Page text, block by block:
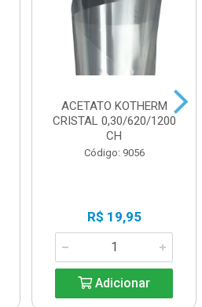
ACETATO KOTHERM
CRISTAL 0,30/620/1200
CH
Código: 9056
R$ 19,95
Adicionar